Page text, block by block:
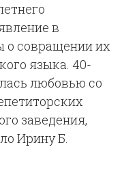
в
о совращении их
языка. 40-
любовью со
заведения,
Ирину Б.